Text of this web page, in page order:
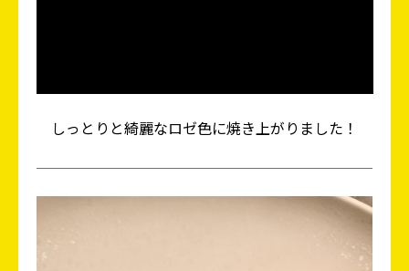
しっとりと綺麗なロゼ色に焼き上がりました！